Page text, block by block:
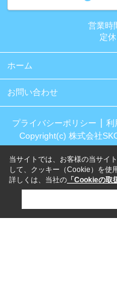
営業時
定休
ホーム
お問い合わせ
プライバシーポリシー 利
Copyright(c) 株式会社
当サイトでは、お客様の当サイ
して、クッキー（Cookie）を使
詳しくは、当社の 「Cookieの取